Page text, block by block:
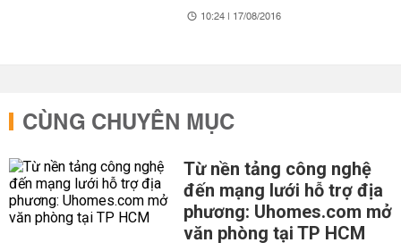
10:24 | 17/08/2016
CÙNG CHUYÊN MỤC
Từ nền tảng công nghệ
đến mạng lưới hỗ trợ địa
phương: Uhomes.com mở
văn phòng tại TP HCM